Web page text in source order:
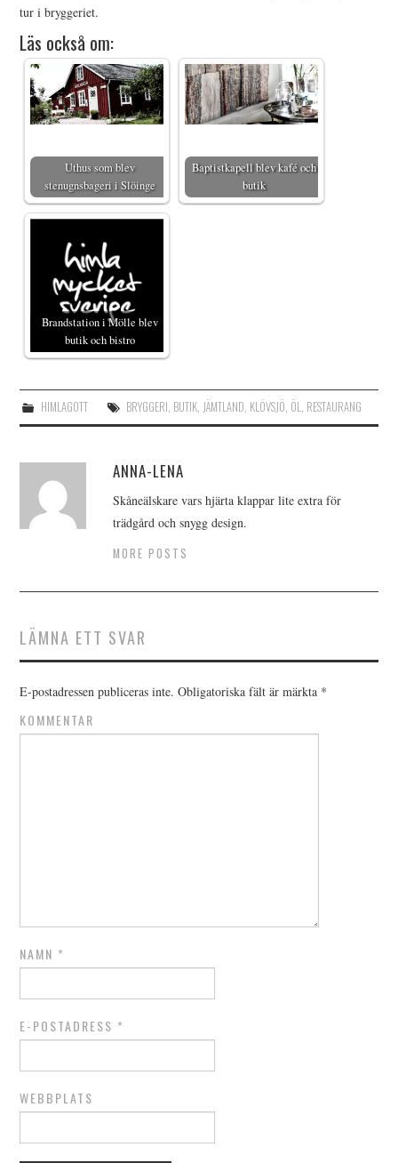
tur i bryggeriet.
Läs också om:
Uthus som blev
stenugnsbageri i Slöinge
Baptistkapell blev kafé och
butik
Brandstation i Mölle blev
butik och bistro
HIMLAGOTT BRYGGERI, BUTIK, JÄMTLAND, KLÖVSJÖ, ÖL, RESTAURANG
ANNA-LENA
Skåneälskare vars hjärta klappar lite extra för
trädgård och snygg design.
MORE POSTS
LÄMNA ETT SVAR
E-postadressen publiceras inte. Obligatoriska fält är märkta *
KOMMENTAR
NAMN *
E-POSTADRESS *
WEBBPLATS